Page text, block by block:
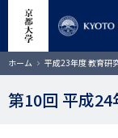
コ
ン
ン
ホーム 平成23年度 教育研
第10回 平成